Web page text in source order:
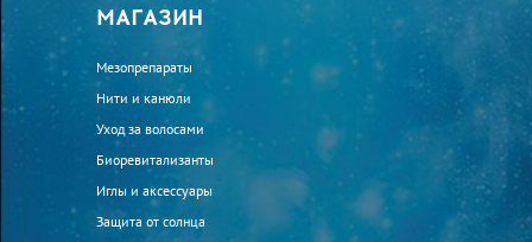
МАГАЗИН
Мезопрепараты
Нити и канюли
Уход за волосами
Биоревитализанты
Иглы и аксессуары
Защита от солнца